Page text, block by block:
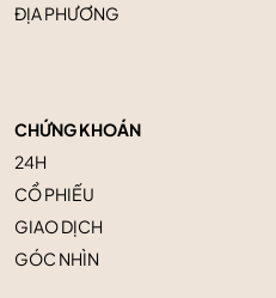
ĐỊA PHƯƠNG
CHỨNG KHOÁN
24H
CỔ PHIẾU
GIAO DỊCH
GÓC NHÌN